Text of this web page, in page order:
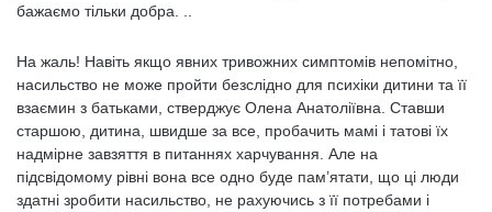
бажаємо тільки добра. ..
На жаль! Навіть якщо явних тривожних симптомів непомітно,
насильство не може пройти безслідно для психіки дитини та її
взаємин з батьками, стверджує Олена Анатоліївна. Ставши
старшою, дитина, швидше за все, пробачить мамі і татові їх
надмірне завзяття в питаннях харчування. Але на
підсвідомому рівні вона все одно буде пам’ятати, що ці люди
здатні зробити насильство, не рахуючись з її потребами і